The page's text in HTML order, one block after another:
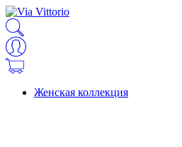
Женская коллекция